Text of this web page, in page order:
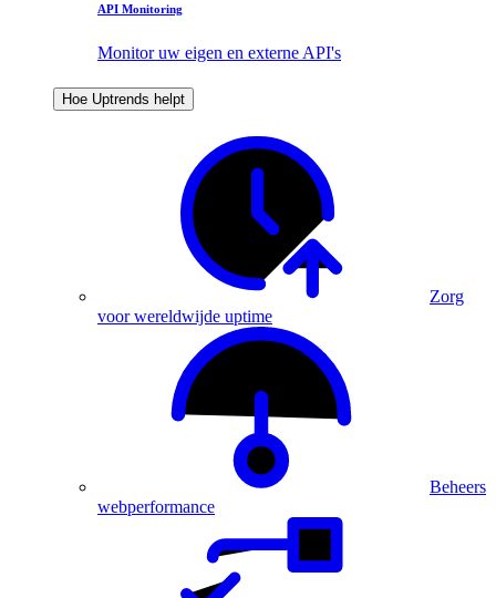
API Monitoring
Monitor uw eigen en externe API's
Hoe Uptrends helpt
Zorg
voor wereldwijde uptime
Beheers
webperformance